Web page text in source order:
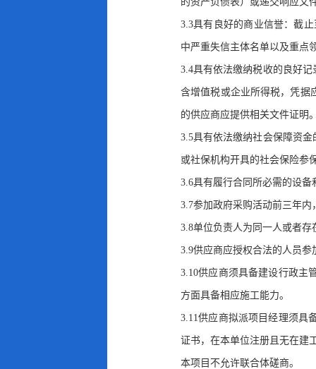
3.3具有良好的商业信誉：截
中严重失信主体名单以及重点
3.4具有依法缴纳税收的良好
含增值税或企业所得税，凭据
的供应商应提供相关文件证明
3.5具有依法缴纳社会保障资
或社保机构开具的社会保险参
3.6具有履行合同所必需的设
3.7参加政府采购活动前三年内
3.8单位负责人为同一人或者
3.9供应商应授权合法的人员
3.10供应商须具备建设行政主
方面具备相应施工能力。
3.11供应商拟派项目经理须具
证书， 在本单位注册且无在建
本项目不允许联合体磋商。